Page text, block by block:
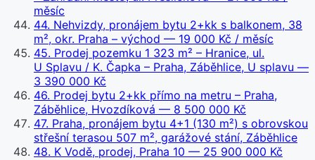
měsíc
44. Nehvizdy, pronájem bytu 2+kk s balkonem, 38
m², okr. Praha – východ — 19 000 Kč / měsíc
45. Prodej pozemku 1 323 m² – Hranice, ul.
U Splavu / K. Čapka – Praha, Záběhlice, U splavu —
3 390 000 Kč
46. Prodej bytu 2+kk přímo na metru – Praha,
Záběhlice, Hvozdíková — 8 500 000 Kč
47. Praha, pronájem bytu 4+1 (130 m²) s obrovskou
střešní terasou 507 m², garážové stání, Záběhlice
48. K Vodě, prodej, Praha 10 — 25 900 000 Kč